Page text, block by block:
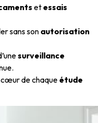
et essais
sans son autorisation
surveillance
de chaque étude